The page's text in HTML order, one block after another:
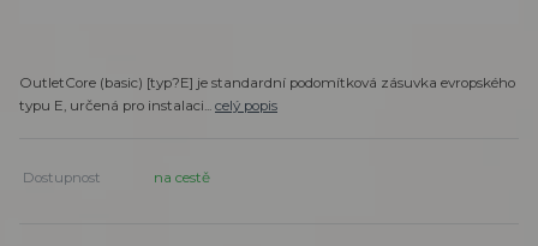
OutletCore (basic) [typ?E] je standardní podomítková zásuvka evropského
typu E, určená pro instalaci... celý popis
Dostupnost na cestě